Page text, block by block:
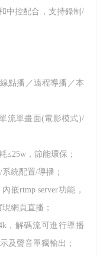
中控配合，支持錄制/
點播／遠程導播／本
流單畫面(電影模式)/
≤25w，節能環保；
統配置/導播；
嵌rtmp server功能，
網頁直播；
，解碼流可進行導播
及聲音單獨輸出；